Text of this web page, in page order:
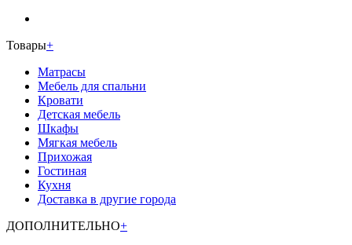
Товары+
Матрасы
Мебель для спальни
Кровати
Детская мебель
Шкафы
Мягкая мебель
Прихожая
Гостиная
Кухня
Доставка в другие города
ДОПОЛНИТЕЛЬНО+